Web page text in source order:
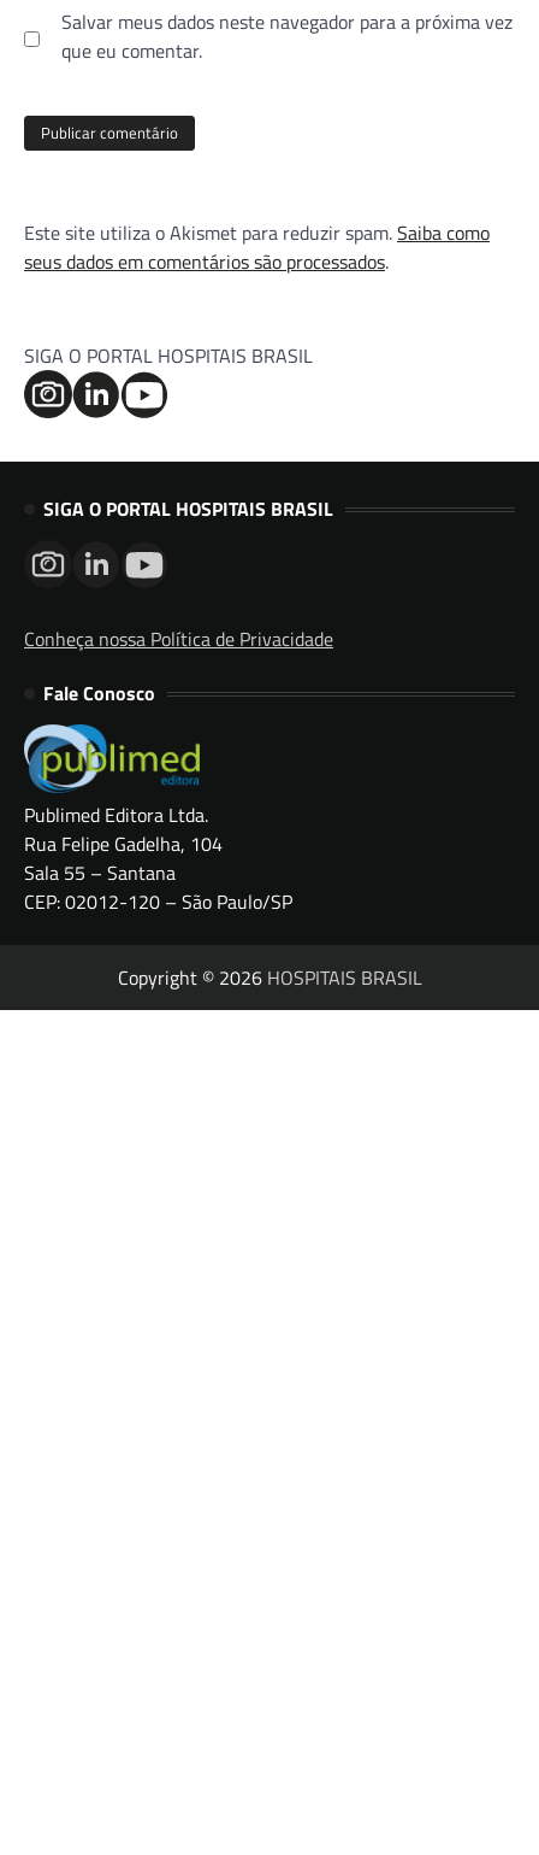
Salvar meus dados neste navegador para a próxima vez
que eu comentar.
Este site utiliza o Akismet para reduzir spam.Saiba como
seus dados em comentários são processados.
SIGA O PORTAL HOSPITAIS BRASIL
SIGA O PORTAL HOSPITAIS BRASIL
Conheça nossa Política de Privacidade
Fale Conosco
Publimed Editora Ltda.
Rua Felipe Gadelha, 104
Sala 55 – Santana
CEP: 02012-120 – São Paulo/SP
Copyright © 2026 HOSPITAIS BRASIL